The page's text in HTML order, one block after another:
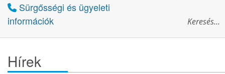
Sürgősségi és ügyeleti
információk
Hírek